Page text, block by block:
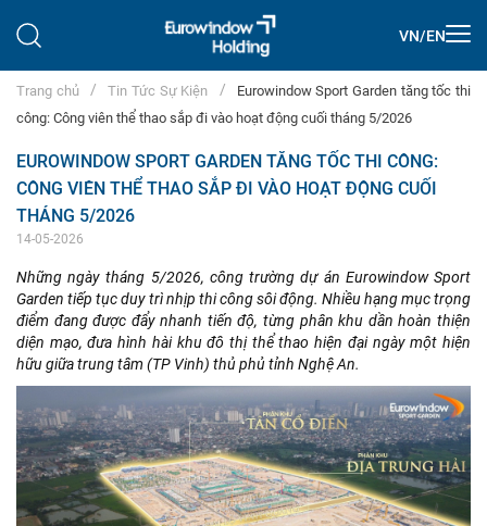
VN/EN
Trang chủ Tin Tức Sự Kiện
Eurowindow Sport Garden tăng tốc thi
công: Công viên thể thao sắp đi vào hoạt động cuối tháng 5/2026
EUROWINDOW SPORT GARDEN TĂNG TỐC THI CÔNG:
CÔNG VIÊN THỂ THAO SẮP ĐI VÀO HOẠT ĐỘNG CUỐI
THÁNG 5/2026
14-05-2026
Những ngày tháng 5/2026, công trường dự án Eurowindow Sport
Garden tiếp tục duy trì nhịp thi công sôi động. Nhiều hạng mục trọng
điểm đang được đẩy nhanh tiến độ, từng phân khu dần hoàn thiện
diện mạo, đưa hình hài khu đô thị thể thao hiện đại ngày một hiện
hữu giữa trung tâm (TP Vinh) thủ phủ tỉnh Nghệ An.